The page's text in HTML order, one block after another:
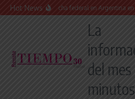
Saltar al contenido
Hot News
Masiva marcha federal en Argentina en
La
del
minutos